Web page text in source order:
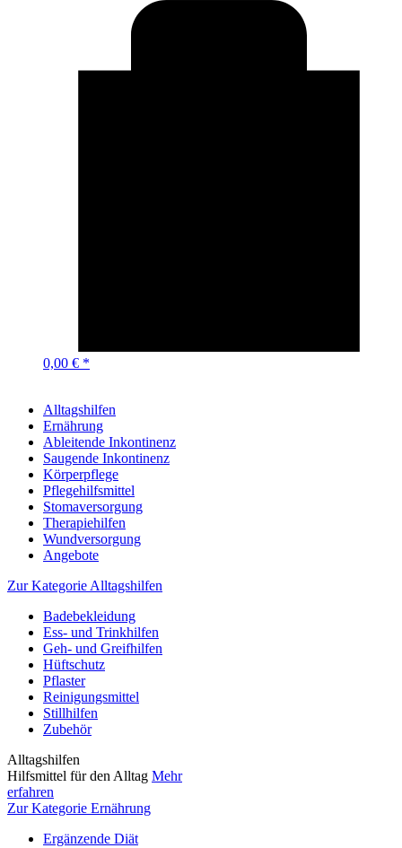
0,00 € *
Alltagshilfen
Ernährung
Ableitende Inkontinenz
Saugende Inkontinenz
Körperpflege
Pflegehilfsmittel
Stomaversorgung
Therapiehilfen
Wundversorgung
Angebote
Zur Kategorie Alltagshilfen
Badebekleidung
Ess- und Trinkhilfen
Geh- und Greifhilfen
Hüftschutz
Pflaster
Reinigungsmittel
Stillhilfen
Zubehör
Alltagshilfen
Hilfsmittel für den Alltag Mehr
erfahren
Zur Kategorie Ernährung
Ergänzende Diät